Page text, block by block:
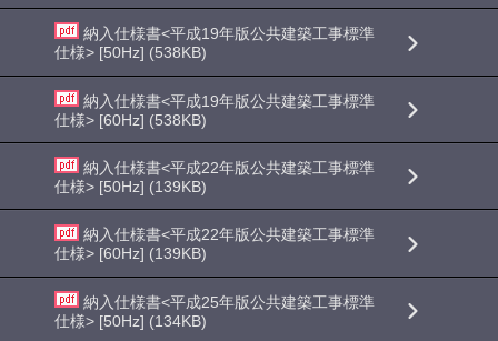
納入仕様書<平成19年版公共建築工事標準
仕様> [50Hz] (538KB)
納入仕様書<平成19年版公共建築工事標準
仕様> [60Hz] (538KB)
納入仕様書<平成22年版公共建築工事標準
仕様> [50Hz] (139KB)
納入仕様書<平成22年版公共建築工事標準
仕様> [60Hz] (139KB)
納入仕様書<平成25年版公共建築工事標準
仕様> [50Hz] (134KB)